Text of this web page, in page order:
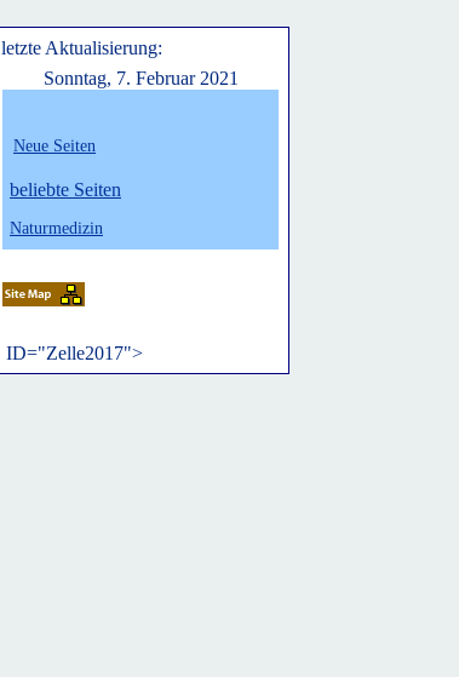
letzte Aktualisierung:
Sonntag, 7. Februar 2021
Neue Seiten
beliebte Seiten
Naturmedizin
ID="Zelle2017">